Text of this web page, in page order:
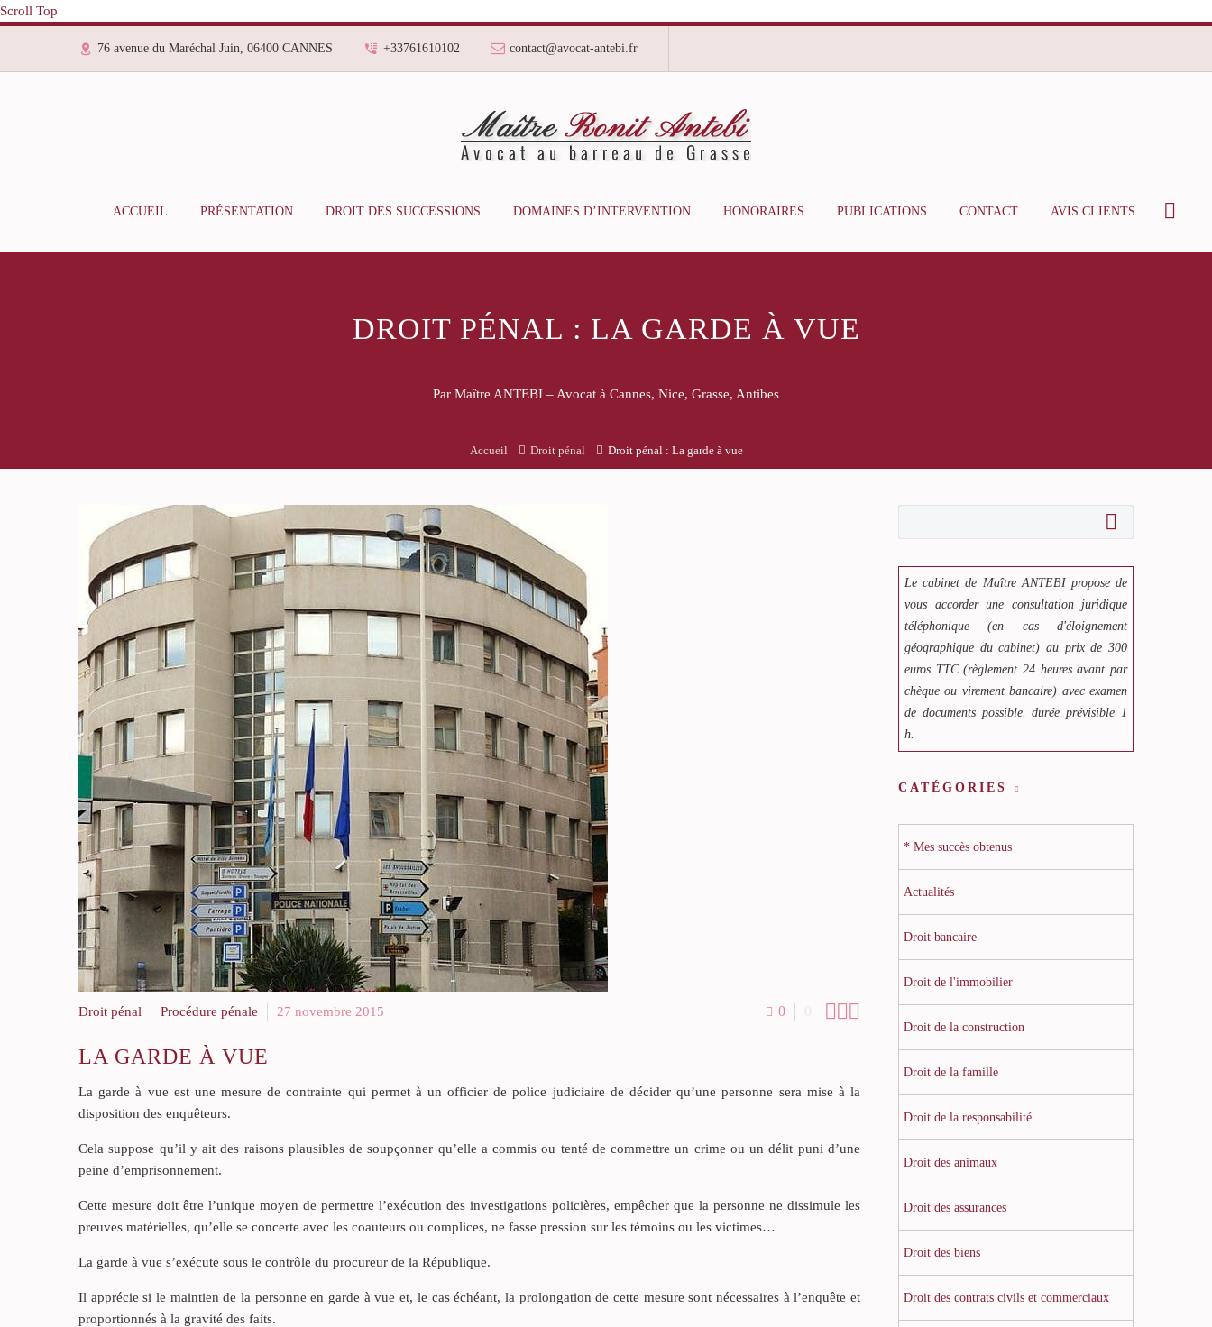
Scroll Top
76 avenue du Maréchal Juin, 06400 CANNES +33761610102 contact@avocat-antebi.fr
ACCUEIL PRÉSENTATION DROIT DES SUCCESSIONS DOMAINES D’INTERVENTION HONORAIRES PUBLICATIONS CONTACT AVIS CLIENTS
DROIT PÉNAL : LA GARDE À VUE
Par Maître ANTEBI – Avocat à Cannes, Nice, Grasse, Antibes
Accueil Droit pénal Droit pénal : La garde à vue
0 0 
Droit pénal Procédure pénale 27 novembre 2015
LA GARDE À VUE
La garde à vue est une mesure de contrainte qui permet à un officier de police judiciaire de décider qu’une personne sera mise à la
disposition des enquêteurs.
Cela suppose qu’il y ait des raisons plausibles de soupçonner qu’elle a commis ou tenté de commettre un crime ou un délit puni d’une
peine d’emprisonnement.
Cette mesure doit être l’unique moyen de permettre l’exécution des investigations policières, empêcher que la personne ne dissimule les
preuves matérielles, qu’elle se concerte avec les coauteurs ou complices, ne fasse pression sur les témoins ou les victimes…
La garde à vue s’exécute sous le contrôle du procureur de la République.
Il apprécie si le maintien de la personne en garde à vue et, le cas échéant, la prolongation de cette mesure sont nécessaires à l’enquête et
proportionnés à la gravité des faits.
Le cabinet de Maître ANTEBI propose de
vous accorder une consultation juridique
téléphonique (en cas d'éloignement
géographique du cabinet) au prix de 300
euros TTC (règlement 24 heures avant par
chèque ou virement bancaire) avec examen
de documents possible. durée prévisible 1
h.
CATÉGORIES
* Mes succès obtenus
Actualités
Droit bancaire
Droit de l'immobilier
Droit de la construction
Droit de la famille
Droit de la responsabilité
Droit des animaux
Droit des assurances
Droit des biens
Droit des contrats civils et commerciaux